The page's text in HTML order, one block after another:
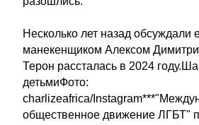
Несколько лет назад обсуждали
манекенщиком Алексом
Терон рассталась в 2024
детьмиФото:
charlizeafrica/
общественное движение ЛГБТ"